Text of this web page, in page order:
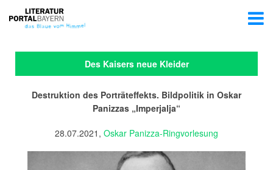
Des Kaisers neue Kleider
Destruktion des Porträteffekts. Bildpolitik in Oskar
Panizzas „Imperjalja“
28.07.2021, Oskar Panizza-Ringvorlesung